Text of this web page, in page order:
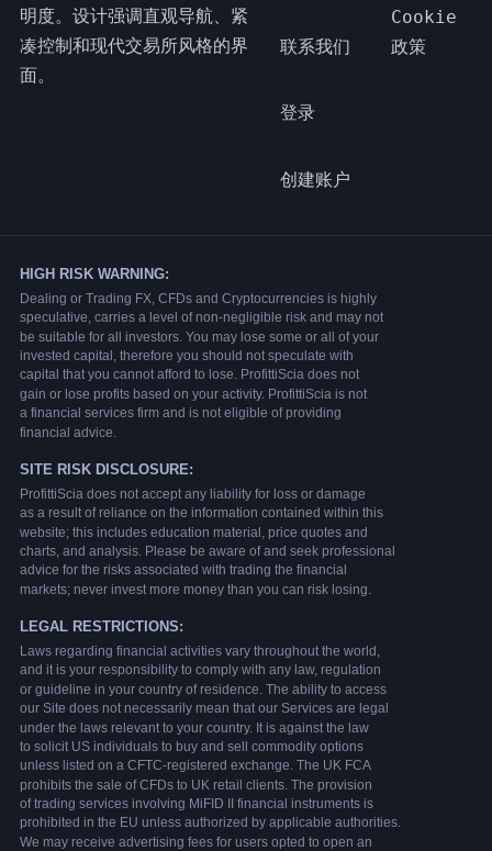
明度。设计强调直观导航、紧
凑控制和现代交易所风格的界
面。
联系我们
登录
创建账户
Cookie
政策